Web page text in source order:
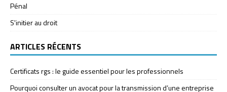
Pénal
S'initier au droit
ARTICLES RÉCENTS
Certificats rgs : le guide essentiel pour les professionnels
Pourquoi consulter un avocat pour la transmission d’une entreprise